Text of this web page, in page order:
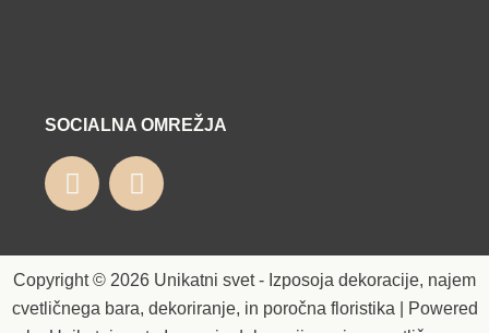
SOCIALNA OMREŽJA
Copyright © 2026 Unikatni svet - Izposoja dekoracije, najem
cvetličnega bara, dekoriranje, in poročna floristika | Powered